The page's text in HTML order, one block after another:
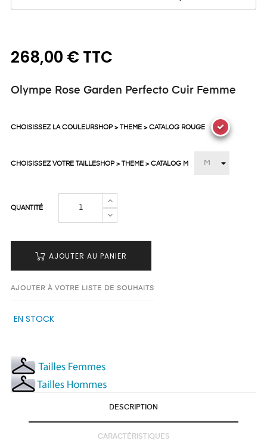
268,00 € TTC
Olympe Rose Garden Perfecto Cuir Femme
CHOISISSEZ LA COULEURSHOP > THEME > CATALOG ROUGE
CHOISISSEZ VOTRE TAILLESHOP > THEME > CATALOG M
QUANTITÉ
AJOUTER AU PANIER
AJOUTER À VOTRE LISTE DE SOUHAITS
EN STOCK
DESCRIPTION
CARACTÉRISTIQUES